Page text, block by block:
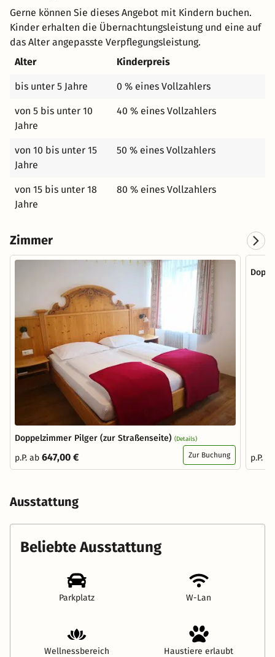
Gerne können Sie dieses Angebot mit Kindern buchen.
Kinder erhalten die Übernachtungsleistung und eine auf
das Alter angepasste Verpflegungsleistung.
Alter
Kinderpreis
bis unter 5 Jahre 0 % eines Vollzahlers
von 5 bis unter 10
Jahre
40 % eines Vollzahlers
von 10 bis unter 15
Jahre
50 % eines Vollzahlers
von 15 bis unter 18
Jahre
80 % eines Vollzahlers
Zimmer
Doppelzimmer Pilger (zur Straßenseite) (Details)
p.P. ab 647,00 € Zur Buchung p.P.
Ausstattung
Beliebte Ausstattung
Parkplatz W-Lan
Wellnessbereich Haustiere erlaubt